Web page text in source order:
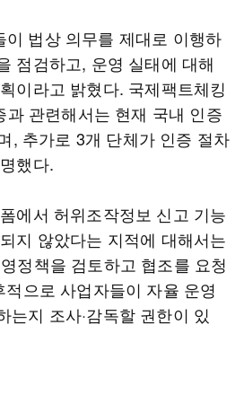
이 법상 의무를 제대로 이행하
점검하고, 운영 실태에 대해
이라고 밝혔다. 국제팩트체킹
과 관련해서는 현재 국내 인증
, 추가로 3개 단체가 인증 절차
했다.
에서 허위조작정보 신고 기능
지 않았다는 지적에 대해서는
정책을 검토하고 협조를 요청
적으로 사업자들이 자율 운영
는지 조사·감독할 권한이 있